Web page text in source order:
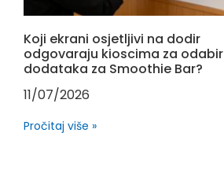
Koji ekrani osjetljivi na dodir
odgovaraju kioscima za odabir
dodataka za Smoothie Bar?
11/07/2026
Pročitaj više »